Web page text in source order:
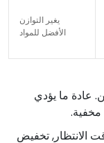
يغير التوازن
الأفضل للمواد
عادة ما يؤدي
مخفية.
الانتظار, تخفيض